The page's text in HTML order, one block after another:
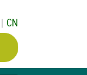
| CN